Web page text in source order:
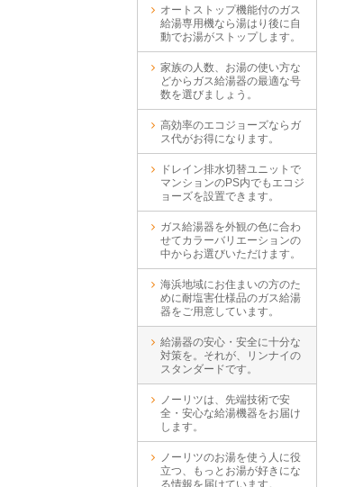
オートストップ機能付のガス
給湯専用機なら湯はり後に自
動でお湯がストップします。
家族の人数、お湯の使い方な
どからガス給湯器の最適な号
数を選びましょう。
高効率のエコジョーズならガ
ス代がお得になります。
ドレイン排水切替ユニットで
マンションのPS内でもエコジ
ョーズを設置できます。
ガス給湯器を外観の色に合わ
せてカラーバリエーションの
中からお選びいただけます。
海浜地域にお住まいの方のた
めに耐塩害仕様品のガス給湯
器をご用意しています。
給湯器の安心・安全に十分な
対策を。それが、リンナイの
スタンダードです。
ノーリツは、先端技術で安
全・安心な給湯機器をお届け
します。
ノーリツのお湯を使う人に役
立つ、もっとお湯が好きにな
る情報を届けています。